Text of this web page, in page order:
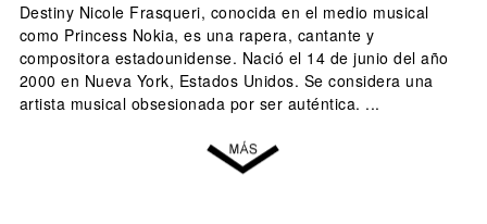
Destiny Nicole Frasqueri, conocida en el medio musical
como Princess Nokia, es una rapera, cantante y
compositora estadounidense. Nació el 14 de junio del año
2000 en Nueva York, Estados Unidos. Se considera una
artista musical obsesionada por ser auténtica. ...